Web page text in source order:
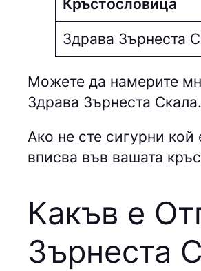
Кръстословица
Здрава Зърнеста
Можете да намерите
Здрава Зърнеста Скала.
Ако не сте сигурни кой
вписва във вашата
Какъв е
Зърнеста